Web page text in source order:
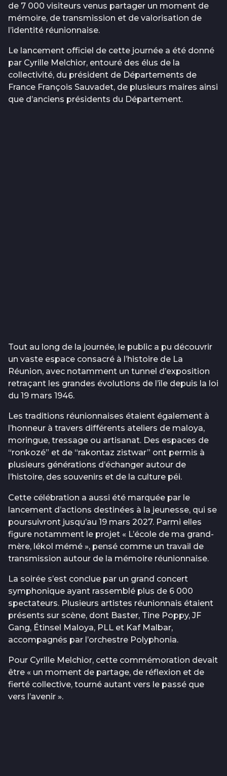
de 7 000 visiteurs venus partager un moment de
mémoire, de transmission et de valorisation de
l’identité réunionnaise.
Le lancement officiel de cette journée a été donné
par Cyrille Melchior, entouré des élus de la
collectivité, du président de Départements de
France François Sauvadet, de plusieurs maires ainsi
que d’anciens présidents du Département.
Tout au long de la journée, le public a pu découvrir
un vaste espace consacré à l’histoire de La
Réunion, avec notamment un tunnel d’exposition
retraçant les grandes évolutions de l’île depuis la loi
du 19 mars 1946.
Les traditions réunionnaises étaient également à
l’honneur à travers différents ateliers de maloya,
moringue, tressage ou artisanat. Des espaces de
“ronkozé” et de “rakontaz zistwar” ont permis à
plusieurs générations d’échanger autour de
l’histoire, des souvenirs et de la culture péi.
Cette célébration a aussi été marquée par le
lancement d’actions destinées à la jeunesse, qui se
poursuivront jusqu’au 19 mars 2027. Parmi elles
figure notamment le projet « L’école de ma grand-
mère, lékol mémé », pensé comme un travail de
transmission autour de la mémoire réunionnaise.
La soirée s’est conclue par un grand concert
symphonique ayant rassemblé plus de 6 000
spectateurs. Plusieurs artistes réunionnais étaient
présents sur scène, dont Baster, Tine Poppy, JF
Gang, Étinsel Maloya, PLL et Kaf Malbar,
accompagnés par l’orchestre Polyphonia.
Pour Cyrille Melchior, cette commémoration devait
être « un moment de partage, de réflexion et de
fierté collective, tourné autant vers le passé que
vers l’avenir ».